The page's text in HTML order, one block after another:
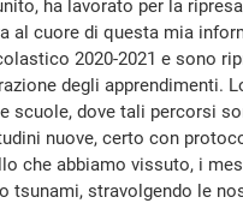
ha lavorato per la
al cuore di questa mia
2020-2021 e sono
degli apprendimenti.
scuole, dove tali percorsi
nuove, certo con
che abbiamo vissuto, i
tsunami, stravolgendo le